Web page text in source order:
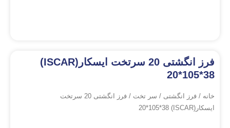
فرز انگشتی 20 سرتخت ایسکار(ISCAR)
20*105*38
خانه / فرز انگشتی / سر تخت
/ فرز انگشتی 20 سرتخت
ایسکار(ISCAR) 20*105*38